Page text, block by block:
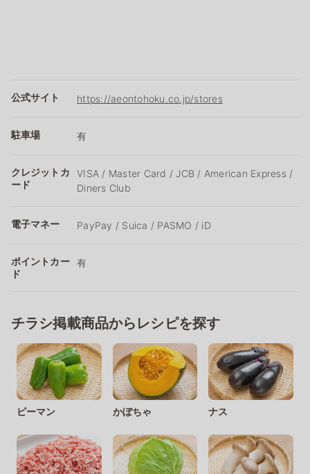
公式サイト https://aeontohoku.co.jp/stores
駐車場 有
クレジットカ
ード
VISA / Master Card / JCB / American Express /
Diners Club
電子マネー PayPay / Suica / PASMO / iD
ポイントカー
ド
有
チラシ掲載商品からレシピを探す
ピーマン かぼちゃ ナス